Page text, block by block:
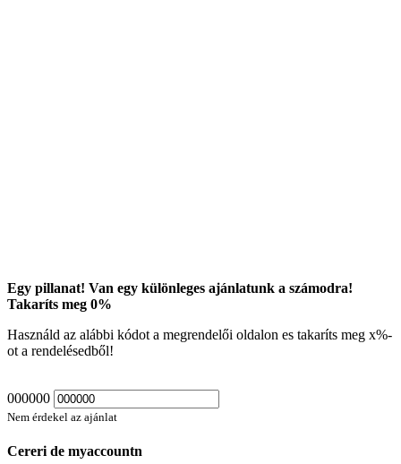
Egy pillanat! Van egy különleges ajánlatunk a számodra!
Takaríts meg 0%
Használd az alábbi kódot a megrendelői oldalon es takaríts meg x%-
ot a rendelésedből!
000000
Nem érdekel az ajánlat
Cereri de myaccountn